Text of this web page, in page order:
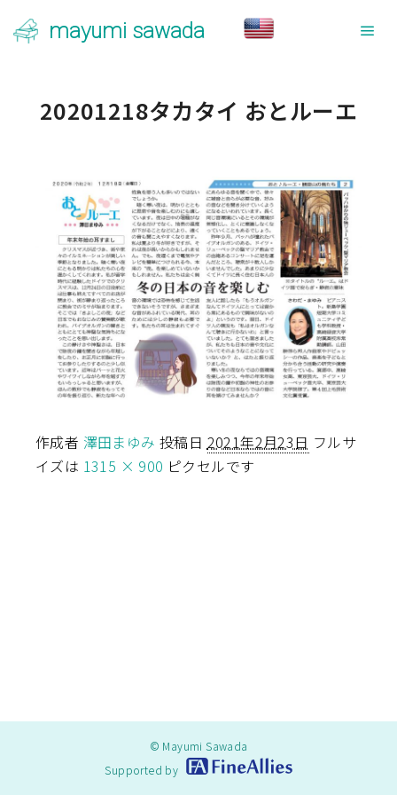
mayumi sawada
20201218タカタイ おとルーエ
作成者 澤田まゆみ 投稿日 2021年2月23日 フルサ
イズは 1315 × 900 ピクセルです
© Mayumi Sawada
Supported by